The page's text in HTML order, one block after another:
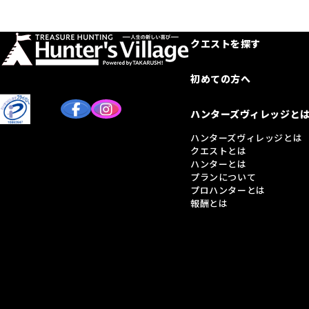
クエストを探す
初めての方へ
ハンターズヴィレッジと
ハンターズヴィレッジとは
クエストとは
ハンターとは
プランについて
プロハンターとは
報酬とは